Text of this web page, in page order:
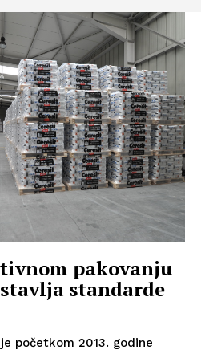
pakovanju
standarde
početkom 2013. godine